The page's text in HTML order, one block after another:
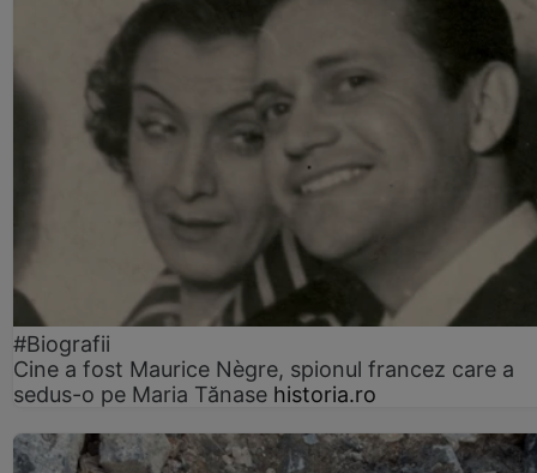
#Biografii
Cine a fost Maurice Nègre, spionul francez care a
sedus-o pe Maria Tănase historia.ro